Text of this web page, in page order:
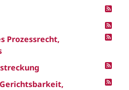
Prozessrecht,